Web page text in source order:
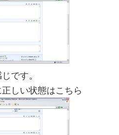
です。
しい状態はこちら